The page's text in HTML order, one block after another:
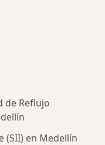
de Reflujo
en Medellín